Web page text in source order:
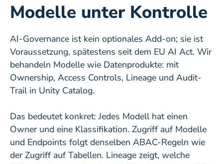
Modelle unter Kontrolle
AI-Governance ist kein optionales Add-on; sie ist
Voraussetzung, spätestens seit dem EU AI Act. Wir
behandeln Modelle wie Datenprodukte: mit
Ownership, Access Controls, Lineage und Audit-
Trail in Unity Catalog.
Das bedeutet konkret: Jedes Modell hat einen
Owner und eine Klassifikation. Zugriff auf Modelle
und Endpoints folgt denselben ABAC-Regeln wie
der Zugriff auf Tabellen. Lineage zeigt, welche